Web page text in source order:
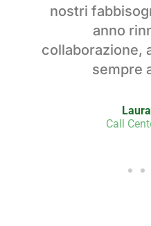
nostri
anno
collaborazione,
sempre
Call